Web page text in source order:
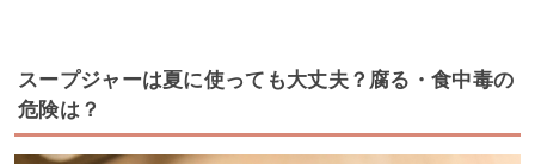
スープジャーは夏に使っても大丈夫？腐る・食中毒の
危険は？